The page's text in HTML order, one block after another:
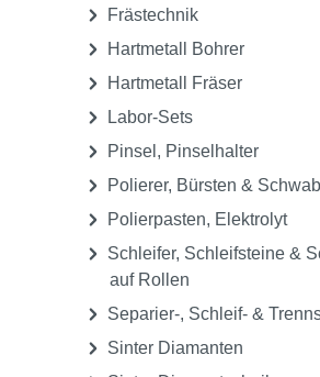
Frästechnik
Hartmetall Bohrer
Hartmetall Fräser
Labor-Sets
Pinsel, Pinselhalter
Polierer, Bürsten &
Polierpasten, Elektrolyt
Schleifer, Schleifsteine &
auf Rollen
Separier-, Schleif- &
Sinter Diamanten